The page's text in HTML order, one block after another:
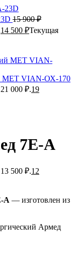
15 900₽
14 500 ₽Текущая
MET VIAN-ОХ-170
000 ₽.19
7Е-А
500 ₽.12
А — изготовлен из
Армед